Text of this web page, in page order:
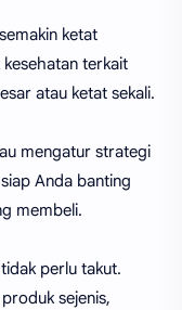
ketat
terkait
atau ketat sekali.
mengatur strategi
Anda banting
membeli.
perlu takut.
sejenis,